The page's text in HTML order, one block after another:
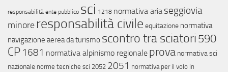
responsabilità ente pubblico sci 1218 normativa aria seggiovia
minore responsabilità civile equitazione normativa
navigazione aerea da turismo scontro tra sciatori590
CP 1681 normativa alpinismo regionale prova normativa sci
nazionale norme tecniche sci 2052 2051 normativa per il volo in